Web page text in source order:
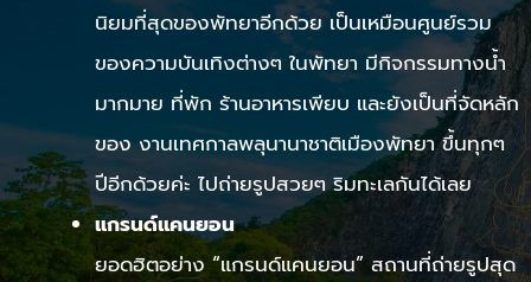
นิยมที่สุดของพัทยาอีกด้วย เป็นเหมือนศูนย์รวม
ของความบันเทิงต่างๆ ในพัทยา มีกิจกรรมทางน้ำ
มากมาย ที่พัก ร้านอาหารเพียบ และยังเป็นที่จัดหลัก
ของ งานเทศกาลพลุนานาชาติเมืองพัทยา ขึ้นทุกๆ
ปีอีกด้วยค่ะ ไปถ่ายรูปสวยๆ ริมทะเลกันได้เลย
แกรนด์แคนยอน
ยอดฮิตอย่าง “แกรนด์แคนยอน” สถานที่ถ่ายรูปสุด